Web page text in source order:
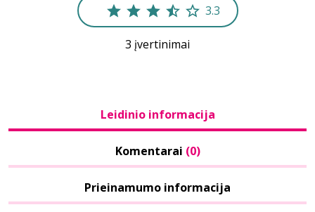
3.3
3 įvertinimai
Leidinio informacija
Komentarai (0)
Prieinamumo informacija